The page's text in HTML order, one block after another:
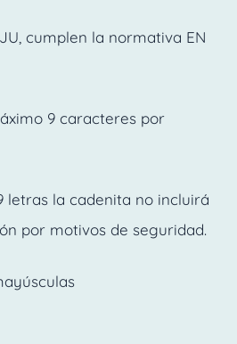
cumplen la normativa EN
9 caracteres por
letras la cadenita no incluirá
por motivos de seguridad.